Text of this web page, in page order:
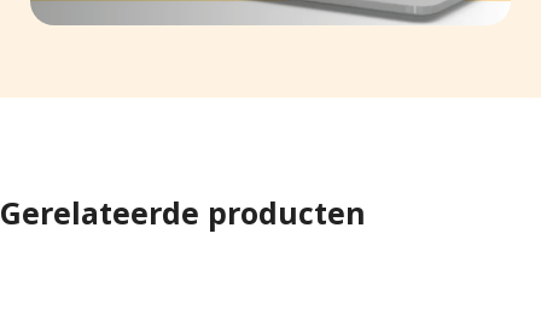
Gerelateerde producten